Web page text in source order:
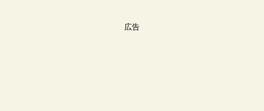
広告